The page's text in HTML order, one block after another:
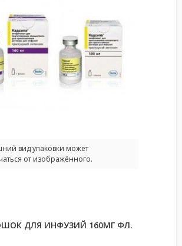
вид упаковки может
от изображённого.
ДЛЯ ИНФУЗИЙ 160МГ ФЛ.